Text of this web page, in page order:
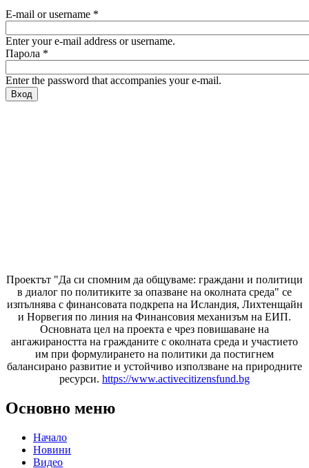
E-mail or username *
Enter your e-mail address or username.
Парола *
Enter the password that accompanies your e-mail.
Проектът "Да си спомним да общуваме: граждани и политици
в диалог по политиките за опазване на околната среда" се
изпълнява с финансовата подкрепа на Исландия, Лихтенщайн
и Норвегия по линия на Финансовия механизъм на ЕИП.
Основната цел на проекта е чрез повишаване на
ангажираността на гражданите с околната среда и участието
им при формулирането на политики да постигнем
балансирано развитие и устойчиво използване на природните
ресурси. https://www.activecitizensfund.bg
Основно меню
Начало
Новини
Видео